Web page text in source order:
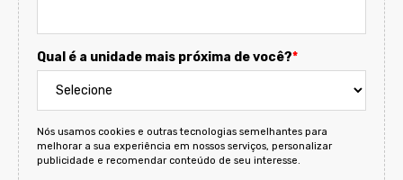
Qual é a unidade mais próxima de você?*
Nós usamos cookies e outras tecnologias semelhantes para
melhorar a sua experiência em nossos serviços, personalizar
publicidade e recomendar conteúdo de seu interesse.